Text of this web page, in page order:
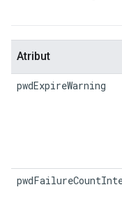
Atribut
pwdExpireWarning